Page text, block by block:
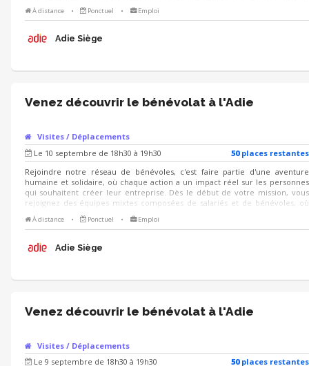
et favorisent un partage d'expériences unique. Venez rencontrer des
présenterons l'association et les missions bénévoles proposées, et des
bénévoles de terrain seront là pour répondre à vos questions !
À distance • Ponctuel • Emploi
Adie Siège
Venez découvrir le bénévolat à l'Adie
Visites / Déplacements
Le 10 septembre de 18h30 à 19h30
50placesrestantes
Rejoindre notre réseau de bénévoles, c'est faire partie d'une aventure
humaine et solidaire, où chaque action a un impact réel sur les personnes
qui souhaitent créer leur entreprise. Dès le début de votre mission, vous
rejoignez des équipes mixtes composées de salariés et de bénévoles, où
l'intergénérationnel et la diversité des profils créent une richesse mutuelle
et favorisent un partage d'expériences unique. Venez rencontrer des
présenterons l'association et les missions bénévoles proposées, et des
bénévoles de terrain seront là pour répondre à vos questions !
À distance • Ponctuel • Emploi
Adie Siège
Venez découvrir le bénévolat à l'Adie
Visites / Déplacements
Le 9 septembre de 18h30 à 19h30
50placesrestantes